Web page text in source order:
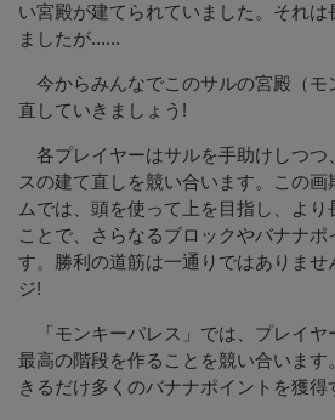
い宮殿が建てられていました。それは
ましたが......
今からみんなでこのサルの宮殿（モ
直していきましょう!
各プレイヤーはサルを手助けしつつ
スの建て直しを競い合います。この
ムでは、頭を使って上を目指し、より
ことで、さらなるブロックやバナナポ
す。勝利の道筋は一通りではありませ
ジ!
「モンキーパレス」では、プレイヤ
最高の階段を作ることを競い合いま
きるだけ多くのバナナポイントを獲得